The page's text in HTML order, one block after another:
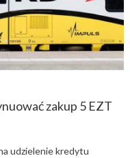
zakup 5 EZT
udzielenie kredytu